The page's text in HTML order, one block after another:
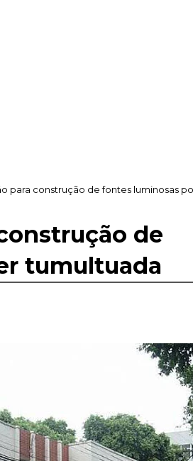
para construção de fontes luminosas
de
tumultuada